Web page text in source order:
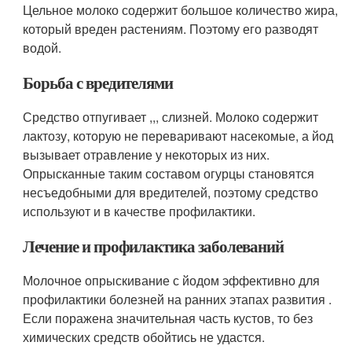
Цельное молоко содержит большое количество жира,
который вреден растениям. Поэтому его разводят
водой.
Борьба с вредителями
Средство отпугивает ,,, слизней. Молоко содержит
лактозу, которую не переваривают насекомые, а йод
вызывает отравление у некоторых из них.
Опрысканные таким составом огурцы становятся
несъедобными для вредителей, поэтому средство
используют и в качестве профилактики.
Лечение и профилактика заболеваний
Молочное опрыскивание с йодом эффективно для
профилактики болезней на ранних этапах развития .
Если поражена значительная часть кустов, то без
химических средств обойтись не удастся.